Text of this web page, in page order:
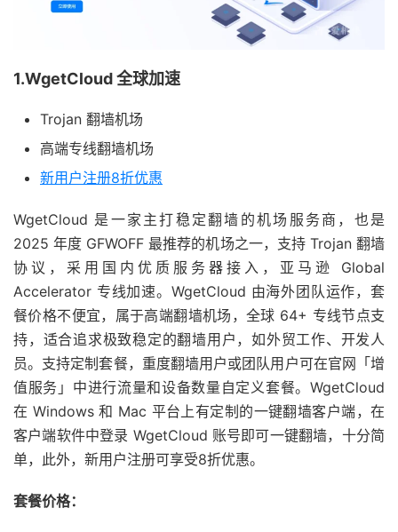
1.WgetCloud 全球加速
Trojan 翻墙机场
高端专线翻墙机场
新用户注册8折优惠
WgetCloud 是一家主打稳定翻墙的机场服务商，也是
2025 年度 GFWOFF 最推荐的机场之一，支持 Trojan 翻墙
协议，采用国内优质服务器接入，亚马逊 Global
Accelerator 专线加速。WgetCloud 由海外团队运作，套
餐价格不便宜，属于高端翻墙机场，全球 64+ 专线节点支
持，适合追求极致稳定的翻墙用户，如外贸工作、开发人
员。支持定制套餐，重度翻墙用户或团队用户可在官网「增
值服务」中进行流量和设备数量自定义套餐。WgetCloud
在 Windows 和 Mac 平台上有定制的一键翻墙客户端，在
客户端软件中登录 WgetCloud 账号即可一键翻墙，十分简
单，此外，新用户注册可享受8折优惠。
套餐价格：